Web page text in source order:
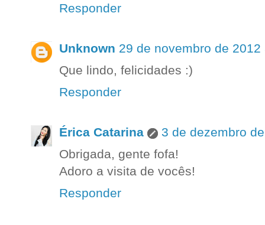
Responder
Unknown 29 de novembro de 2012
Que lindo, felicidades :)
Responder
Érica Catarina
3 de dezembro
Obrigada, gente fofa!
Adoro a visita de vocês!
Responder